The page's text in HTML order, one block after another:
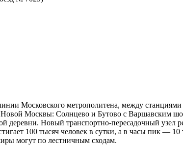
Московского метрополитена, между
Москвы: Солнцево и Бутово с Варшавским
деревни. Новый транспортно-пересадочный узел
100 тысяч человек в сутки, а в часы пик —
могут по лестничным сходам.